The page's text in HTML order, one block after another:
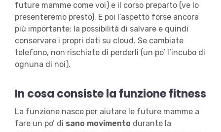
future mamme come voi) e il corso preparto (ve lo
presenteremo presto). E poi l’aspetto forse ancora
più importante: la possibilità di salvare e quindi
conservare i propri dati su cloud. Se cambiate
telefono, non rischiate di perderli (un po’ l’incubo di
ognuna di noi).
In cosa consiste la funzione fitness
La funzione nasce per aiutare le future mamme a
fare un po’ di sano movimento durante la